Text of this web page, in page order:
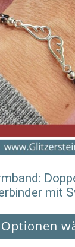
mit
Optionen